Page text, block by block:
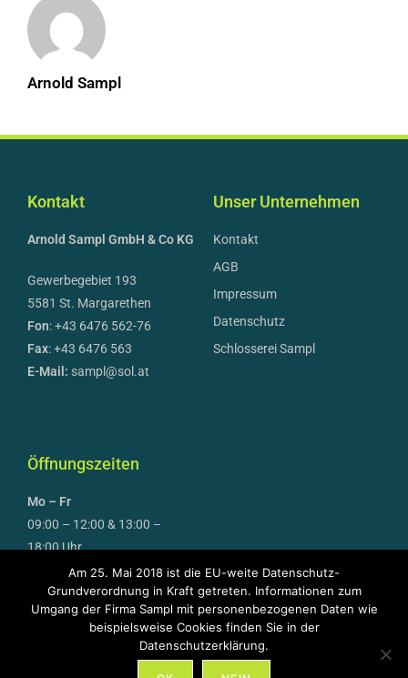
Arnold Sampl
Kontakt
Arnold Sampl GmbH & Co KG
Gewerbegebiet 193
5581 St. Margarethen
Fon: +43 6476 562-76
Fax: +43 6476 563
E-Mail: sampl@sol.at
Unser Unternehmen
Kontakt
AGB
Impressum
Datenschutz
Schlosserei Sampl
Öffnungszeiten
Mo – Fr
09:00 – 12:00 & 13:00 –
18:00 Uhr
April bis September auch
Samstag
09:00 – 12:00 Uhr
Am 25. Mai 2018 ist die EU-weite Datenschutz-
Grundverordnung in Kraft getreten. Informationen zum
Umgang der Firma Sampl mit personenbezogenen Daten wie
beispielsweise Cookies finden Sie in der
Datenschutzerklärung.